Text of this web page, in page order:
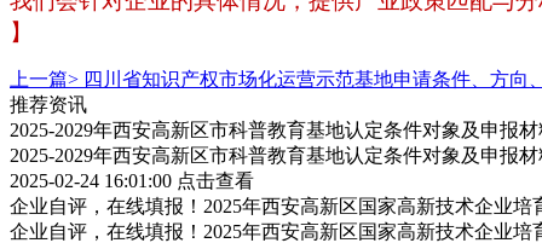
】
上一篇> 四川省知识产权市场化运营示范基地申请条件、方向
推荐资讯
2025-2029年西安高新区市科普教育基地认定条件对象及申报
2025-2029年西安高新区市科普教育基地认定条件对象及申报
2025-02-24 16:01:00 点击查看
企业自评，在线填报！2025年西安高新区国家高新技术企业
企业自评，在线填报！2025年西安高新区国家高新技术企业